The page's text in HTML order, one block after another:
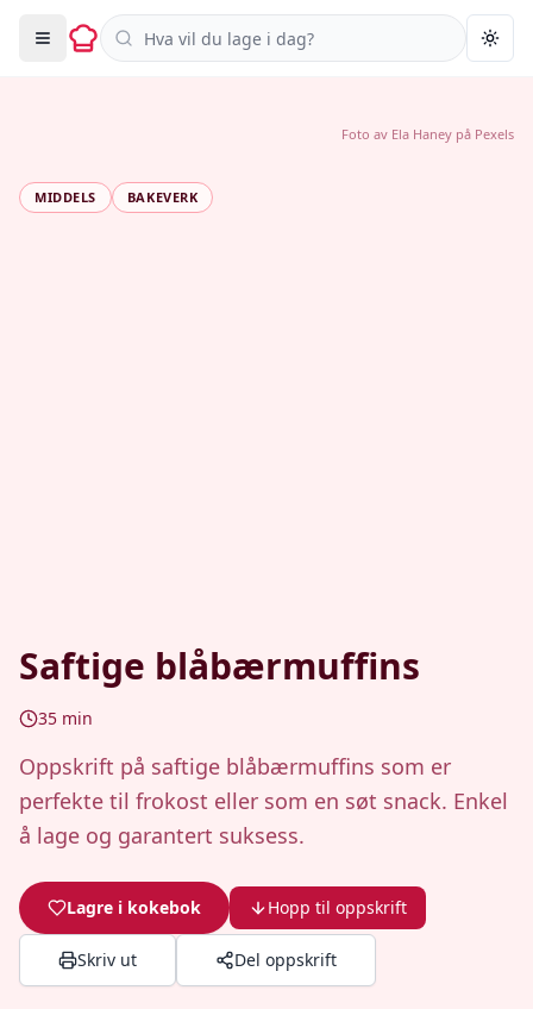
Søk i oppskrifter
MIDDELS BAKEVERK
Saftige blåbærmuffins
35 min
Oppskrift på saftige blåbærmuffins som er
perfekte til frokost eller som en søt snack. Enkel
å lage og garantert suksess.
Lagre i kokebok Hopp til oppskrift
Skriv ut Del oppskrift
Foto av Ela Haney på Pexels